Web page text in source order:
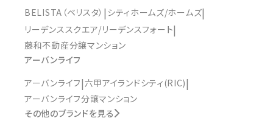
BELISTA（ベリスタ） シティホームズ/ホームズ
リーデンススクエア/リーデンスフォート
藤和不動産分譲マンション
アーバンライフ
アーバンライフ 六甲アイランドシティ(RIC)
アーバンライフ分譲マンション
その他のブランドを見る